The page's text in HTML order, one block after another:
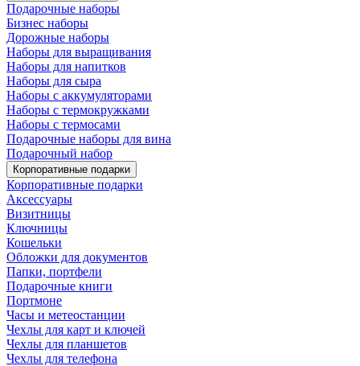
Подарочные наборы
Бизнес наборы
Дорожные наборы
Наборы для выращивания
Наборы для напитков
Наборы для сыра
Наборы с аккумуляторами
Наборы с термокружками
Наборы с термосами
Подарочные наборы для вина
Подарочный набор
Корпоративные подарки
Корпоративные подарки
Аксессуары
Визитницы
Ключницы
Кошельки
Обложки для документов
Папки, портфели
Подарочные книги
Портмоне
Часы и метеостанции
Чехлы для карт и ключей
Чехлы для планшетов
Чехлы для телефона